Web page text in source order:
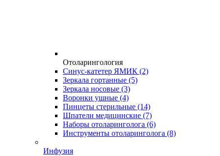
Отоларингология
Синус-катетер ЯМИК (2)
Зеркала гортанные (5)
Зеркала носовые (3)
Воронки ушные (4)
Пинцеты стерильные (14)
Шпатели медицинские (7)
Наборы отоларинголога (6)
Инструменты отоларинголога (8)
Инфузия